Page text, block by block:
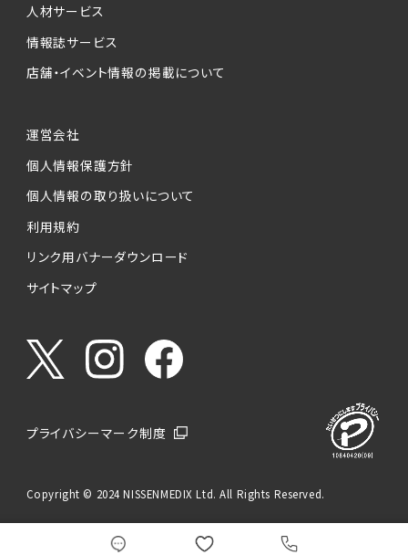
人材サービス
情報誌サービス
店舗・イベント情報の掲載について
運営会社
個人情報保護方針
個人情報の取り扱いについて
利用規約
リンク用バナーダウンロード
サイトマップ
プライバシーマーク制度
Copyright © 2024 NISSENMEDIX Ltd. All Rights Reserved.